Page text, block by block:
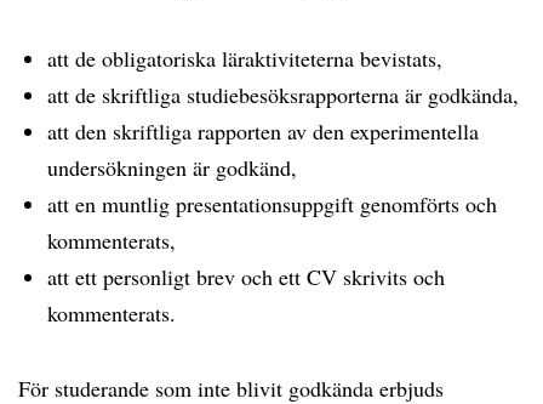
att de obligatoriska läraktiviteterna bevistats,
att de skriftliga studiebesöksrapporterna är godkända,
att den skriftliga rapporten av den experimentella
undersökningen är godkänd,
att en muntlig presentationsuppgift genomförts och
kommenterats,
att ett personligt brev och ett CV skrivits och
kommenterats.
För studerande som inte blivit godkända erbjuds